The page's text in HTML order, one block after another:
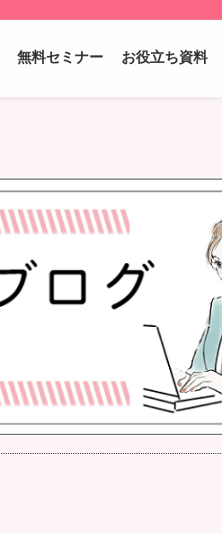
無料セミナー お役立ち資料